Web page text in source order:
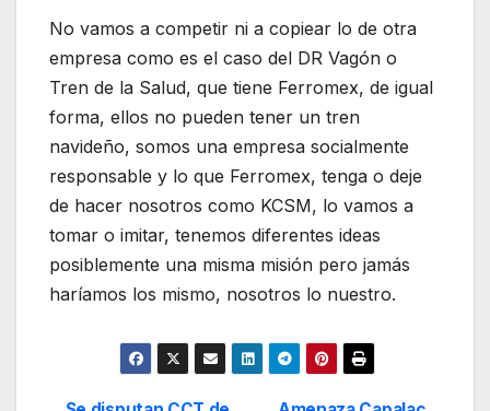
No vamos a competir ni a copiear lo de otra
empresa como es el caso del DR Vagón o
Tren de la Salud, que tiene Ferromex, de igual
forma, ellos no pueden tener un tren
navideño, somos una empresa socialmente
responsable y lo que Ferromex, tenga o deje
de hacer nosotros como KCSM, lo vamos a
tomar o imitar, tenemos diferentes ideas
posiblemente una misma misión pero jamás
haríamos los mismo, nosotros lo nuestro.